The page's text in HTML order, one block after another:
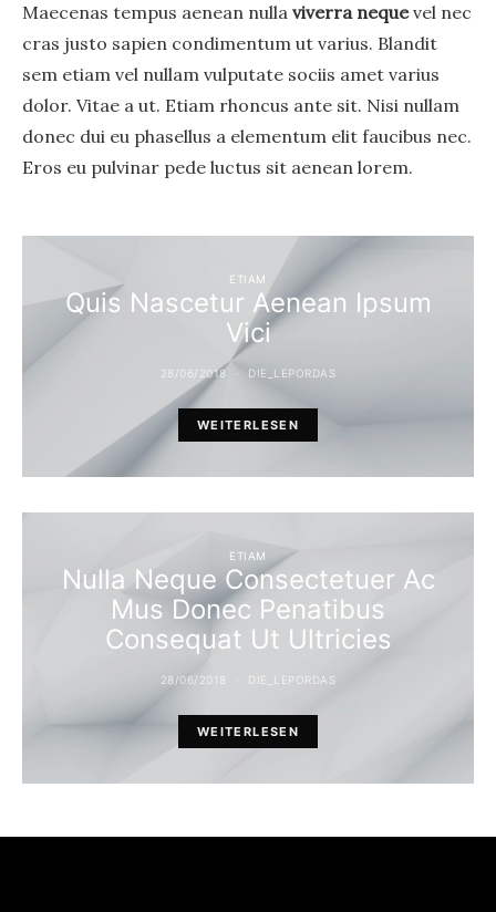
Maecenas tempus aenean nulla viverra nequevel nec
cras justo sapien condimentum ut varius. Blandit
sem etiam vel nullam vulputate sociis amet varius
dolor. Vitae a ut. Etiam rhoncus ante sit. Nisi nullam
donec dui eu phasellus a elementum elit faucibus nec.
Eros eu pulvinar pede luctus sit aenean lorem.
ETIAM
Quis Nascetur Aenean Ipsum
Vici
28/06/2018 DIE_LEPORDAS
WEITERLESEN
ETIAM
Nulla Neque Consectetuer Ac
Mus Donec Penatibus
Consequat Ut Ultricies
28/06/2018 DIE_LEPORDAS
WEITERLESEN